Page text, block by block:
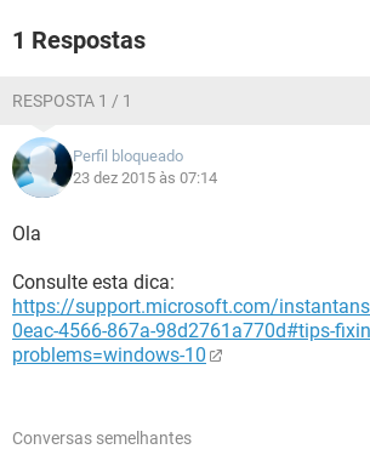
1 Respostas
RESPOSTA 1 / 1
Perfil bloqueado
23 dez 2015 às 07:14
Ola
Consulte esta dica:
https://support.microsoft.com/
0eac-4566-867a-98d2761a770d#tips-
problems=windows-10
Conversas semelhantes